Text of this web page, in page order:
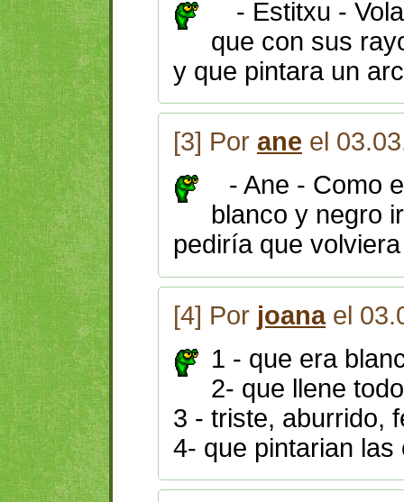
- Estitxu -
que con sus
y que pintara un
[3] Por ane el
- Ane - Como
blanco y negro
pediría que
[4] Por joanael
1 - que era
2- que llene
3 - triste, aburrido,
4- que pintarian las